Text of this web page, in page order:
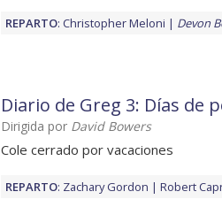
REPARTO: Christopher Meloni Devon
Diario de Greg 3: Días de
Dirigida por David Bowers
Cole cerrado por vacaciones
REPARTO: Zachary Gordon Robert